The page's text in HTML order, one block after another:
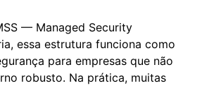
— Managed Security
essa estrutura funciona como
para empresas que não
robusto. Na prática, muitas